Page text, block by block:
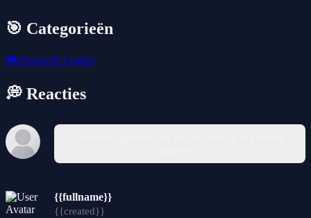
🎯 Categorieën
🎮 Puzzel & Logica
💭 Reacties
{{fullname}}
{{created}}